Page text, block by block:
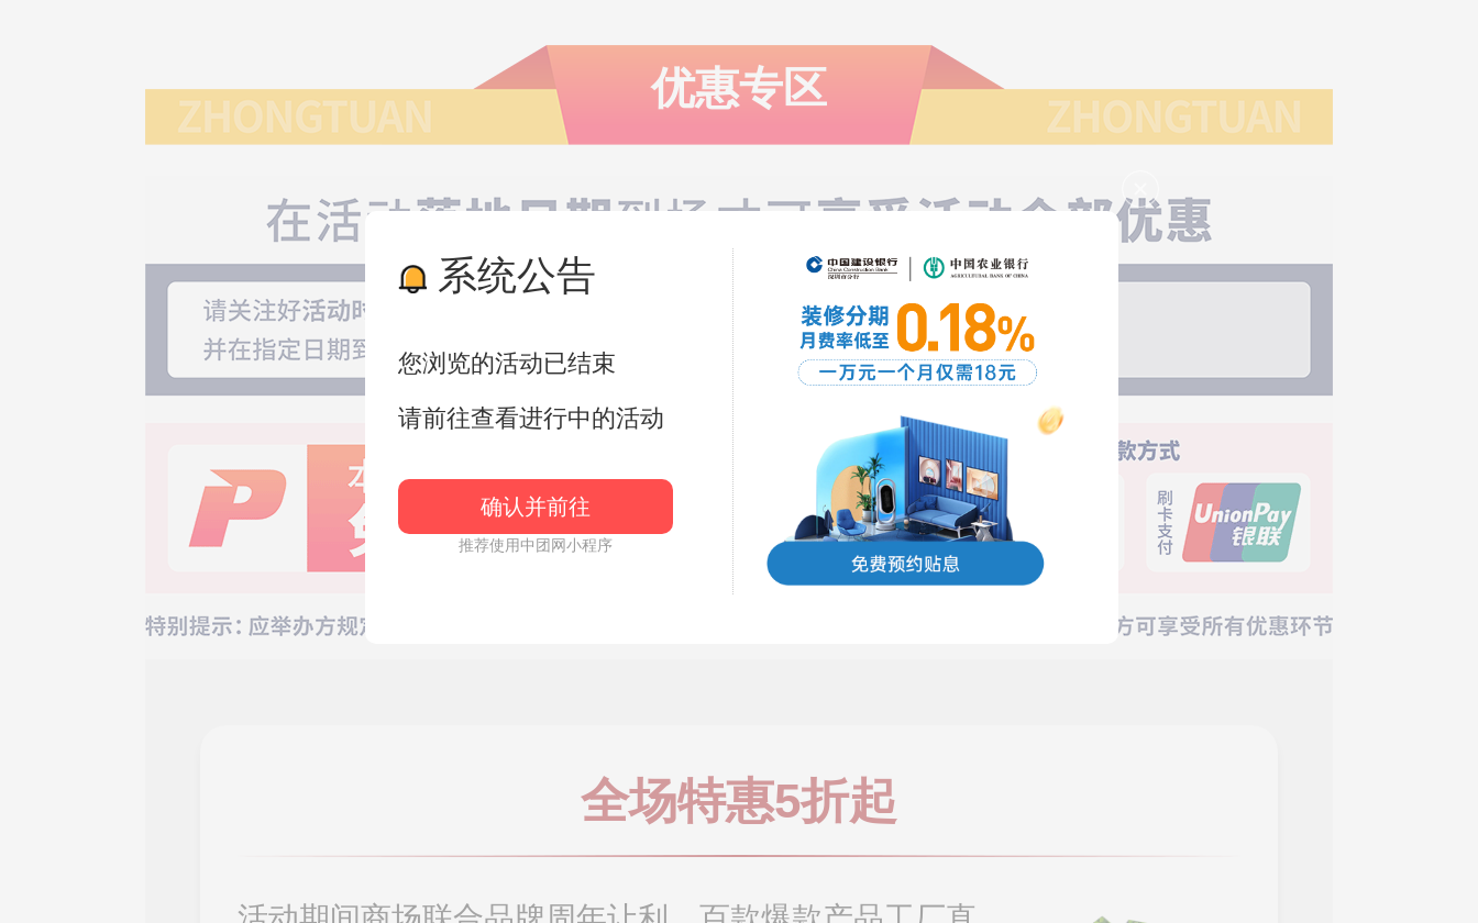
恭喜187*****929-李**-成功预约礼品
恭喜135*****118-林**-成功预约礼品
恭喜136*****884-李**-成功预约礼品
恭喜186*****139-周**-成功预约礼品
恭喜138*****556-黄**-成功预约礼品
恭喜135*****800-朱**-成功预约礼品
恭喜150*****756-杨**-成功预约礼品
恭喜181*****593-客**-成功预约礼品
恭喜134*****568-戴**-成功预约礼品
恭喜153*****000-吴**-成功预约礼品
恭喜189*****316-桐**-成功预约礼品
恭喜157*****613-刘**-成功预约礼品
恭喜135*****389-李**-成功预约礼品
恭喜188*****905-李**-成功预约礼品
恭喜136*****966-姚**-成功预约礼品
恭喜137*****755-邓**-成功预约礼品
恭喜188*****613-M**-成功预约礼品
恭喜186*****071-张**-成功预约礼品
恭喜159*****855-杜**-成功预约礼品
优惠专区
2025 年12月12-14日 9:30-21:00
南山区深南大道博耐建材家具广场 地铁一号线 白石洲D出口
全场特惠5折起
系统公告
您浏览的活动已结束
请前往查看进行中的活动
确认并前往
推荐使用中团网小程序